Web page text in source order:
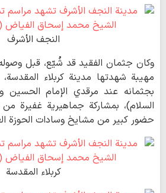
النجف الأشرف
وكان جثمان الفقيد قد شُيّع، قبل
مهيبة شهدتها مدينة كربلاء
بجثمانه عند مرقدي الإمام الحسين
السلام)، بمشاركة جماهيرية غفيرة
حضور كبير من مشايخ وسادات الحوزة
كربلاء المقدسة